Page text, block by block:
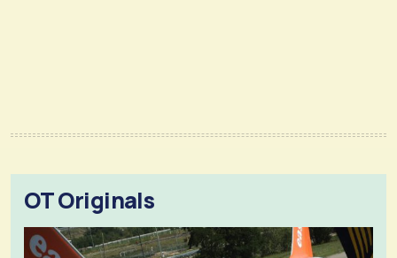
OT Originals